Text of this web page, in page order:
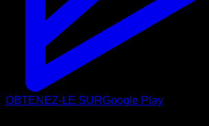
OBTENEZ-LE SURGoogle Play